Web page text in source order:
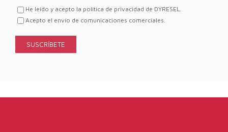
He leído y acepto la política de privacidad de DYRESEL.
Acepto el envío de comunicaciones comerciales.